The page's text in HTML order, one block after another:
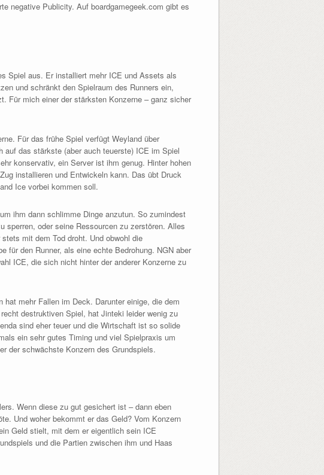
negative Publicity. Auf boardgamegeek.com gibt es
Spiel aus. Er installiert mehr ICE und Assets als
und schränkt den Spielraum des Runners ein,
Für mich einer der stärksten Konzerne – ganz sicher
Für das frühe Spiel verfügt Weyland über
das stärkste (aber auch teuerste) ICE im Spiel
konservativ, ein Server ist ihm genug. Hinter hohen
installieren und Entwickeln kann. Das übt Druck
Ice vorbei kommen soll.
ihm dann schlimme Dinge anzutun. So zumindest
sperren, oder seine Ressourcen zu zerstören. Alles
mit dem Tod droht. Und obwohl die
für den Runner, als eine echte Bedrohung. NGN aber
ICE, die sich nicht hinter der anderer Konzerne zu
mehr Fallen im Deck. Darunter einige, die dem
destruktiven Spiel, hat Jinteki leider wenig zu
sind eher teuer und die Wirtschaft ist so solide
ein sehr gutes Timing und viel Spielpraxis um
der schwächste Konzern des Grundspiels.
Wenn diese zu gut gesichert ist – dann eben
Und woher bekommt er das Geld? Vom Konzern
Geld stielt, mit dem er eigentlich sein ICE
und die Partien zwischen ihm und Haas